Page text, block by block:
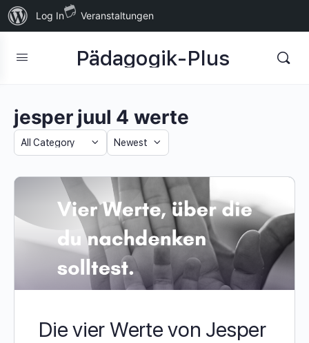
Über
WordPress
Log In Veranstaltungen
Pädagogik-Plus
jesper juul 4 werte
Category
Sort
Die vier Werte von Jesper